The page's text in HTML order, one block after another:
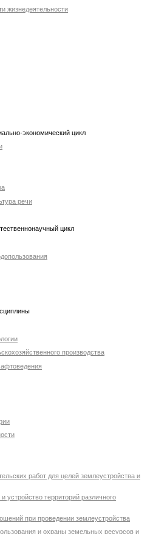
экономический цикл
речи
цикл
производства
работ для целей землеустройства и
устройство территорий различного
при проведении землеустройства
и охраны земельных ресурсов и